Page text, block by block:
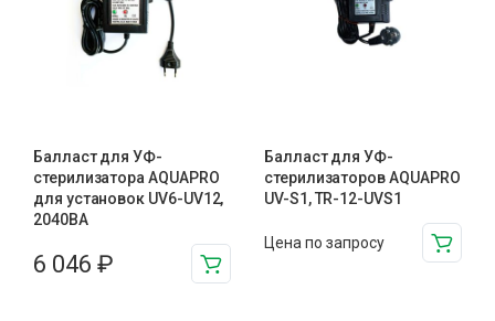
Балласт для УФ-
стерилизатора AQUAPRO
для установок UV6-UV12,
2040BA
6 046 ₽
Балласт для УФ-
стерилизаторов AQUAPRO
UV-S1, TR-12-UVS1
Цена по запросу